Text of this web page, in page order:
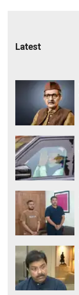
Latest